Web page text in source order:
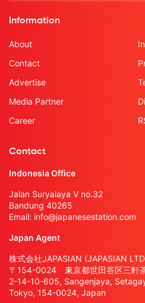
Information
About
Contact
Advertise
Media Partner
Career
Contact
Indonesia Office
Jalan Suryalaya V no.32
Bandung 40265
Email: info@japanesestation.com
Japan Agent
株式会社JAPASIAN (JAPASIAN
〒154-0024 東京都世田谷区三軒
2-14-10-605, Sangenjaya,
Tokyo, 154-0024, Japan